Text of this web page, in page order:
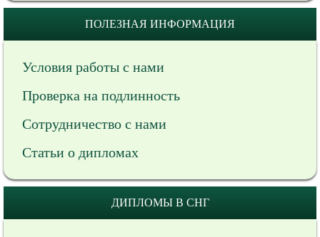
ПОЛЕЗНАЯ ИНФОРМАЦИЯ
Условия работы с нами
Проверка на подлинность
Сотрудничество с нами
Статьи о дипломах
ДИПЛОМЫ В СНГ